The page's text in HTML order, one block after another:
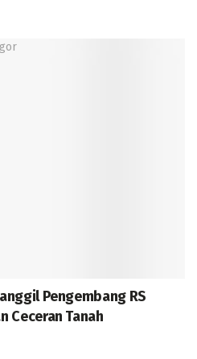
Pengembang RS
Ceceran Tanah